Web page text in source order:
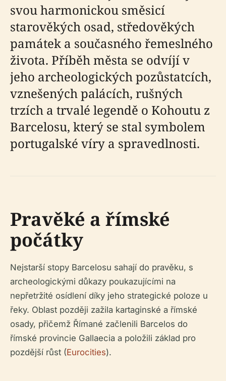
svou harmonickou směsicí
starověkých osad, středověkých
památek a současného řemeslného
života. Příběh města se odvíjí v
jeho archeologických pozůstatcích,
vznešených palácích, rušných
trzích a trvalé legendě o Kohoutu z
Barcelosu, který se stal symbolem
portugalské víry a spravedlnosti.
Pravěké a římské
počátky
Nejstarší stopy Barcelosu sahají do pravěku, s
archeologickými důkazy poukazujícími na
nepřetržité osídlení díky jeho strategické poloze u
řeky. Oblast později zažila kartaginské a římské
osady, přičemž Římané začlenili Barcelos do
římské provincie Gallaecia a položili základ pro
pozdější růst (Eurocities).